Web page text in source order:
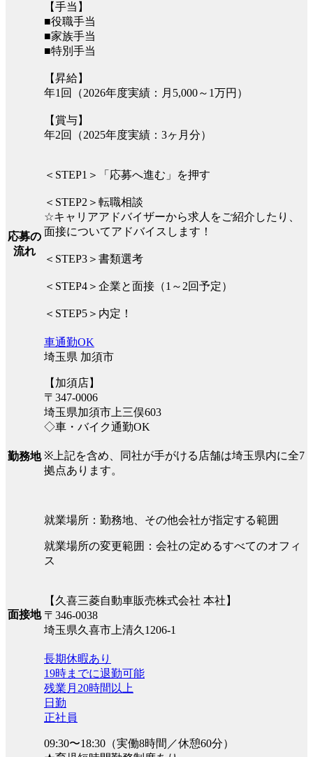
【手当】
■役職手当
■家族手当
■特別手当
【昇給】
年1回（2026年度実績：月5,000～1万円）
【賞与】
年2回（2025年度実績：3ヶ月分）
応募の
流れ
＜STEP1＞「応募へ進む」を押す
＜STEP2＞転職相談
☆キャリアアドバイザーから求人をご紹介したり、
面接についてアドバイスします！
＜STEP3＞書類選考
＜STEP4＞企業と面接（1～2回予定）
＜STEP5＞内定！
勤務地
車通勤OK
埼玉県 加須市
【加須店】
〒347-0006
埼玉県加須市上三俣603
◇車・バイク通勤OK
※上記を含め、同社が手がける店舗は埼玉県内に全7
拠点あります。
就業場所：勤務地、その他会社が指定する範囲
就業場所の変更範囲：会社の定めるすべてのオフィ
ス
面接地
【久喜三菱自動車販売株式会社 本社】
〒346-0038
埼玉県久喜市上清久1206-1
長期休暇あり
19時までに退勤可能
残業月20時間以上
日勤
正社員
09:30〜18:30（実働8時間／休憩60分）